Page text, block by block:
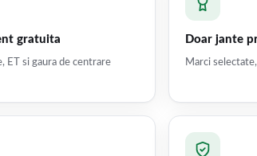
gratuita
ET si gaura de centrare
Doar jante
Marci